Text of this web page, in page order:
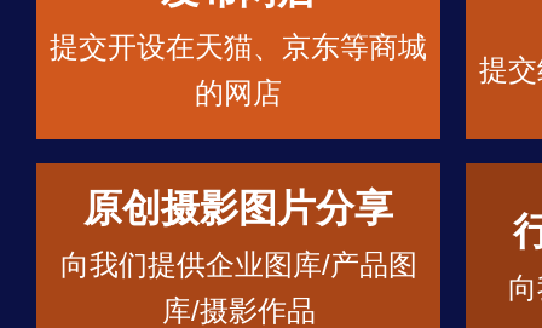
提交开设在天猫、京东等商城
的网店
提
原创摄影图片分享
向我们提供企业图库/产品图
库/摄影作品